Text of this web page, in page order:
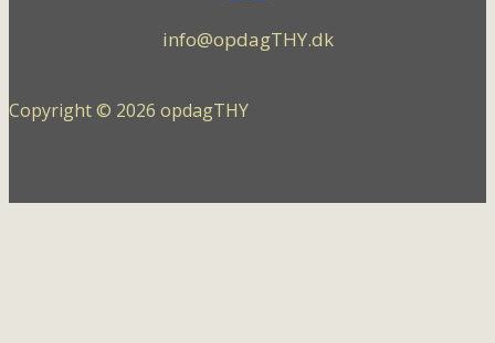
info@opdagTHY.dk
Copyright © 2026 opdagTHY